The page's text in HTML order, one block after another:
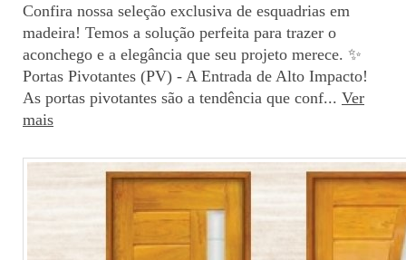
Confira nossa seleção exclusiva de esquadrias em
madeira! Temos a solução perfeita para trazer o
aconchego e a elegância que seu projeto merece. ✨
Portas Pivotantes (PV) - A Entrada de Alto Impacto!
As portas pivotantes são a tendência que conf... Ver
mais